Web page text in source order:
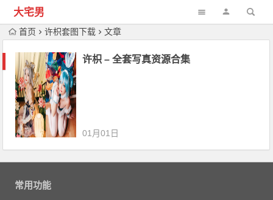
大宅男
首页 许枳套图下载 文章
许枳 – 全套写真资源合集
01月01日
常用功能